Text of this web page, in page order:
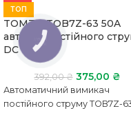
ТОП
TOMZN TOB7Z-63 50A
автомат постійного
DC
392,00₴ 375,00 ₴
Автоматичний вимикач
постійного струму TOB7Z-
КНОПКА
ЗВ'ЯЗКУ